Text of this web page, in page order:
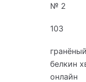
№ 2
103
белкин
онлайн